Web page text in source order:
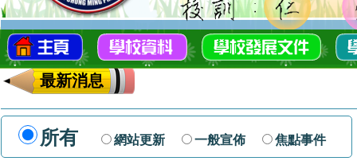
最新消息
所有 網站更新 一般宣佈 焦點事件